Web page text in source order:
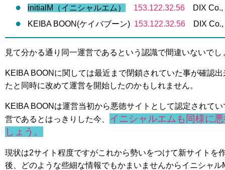
initialM（イニシャルエム） 153.122.32.56 DIX Co.,
KEIBA BOON(ケイバブーン) 153.122.32.56 DIX Co.,
見て分かる通り同一運営であるという認識で間違いないでし
KEIBA BOONに関しては最近まで閉鎖されていた事が確認
たと同時に改めて運営を開始したのかもしれません。
KEIBA BOONは運営当初から悪徳サイトとして認定されて
営であるとはっきりした今、
イニシャルエムも同様に
しょう。
現状は2サイト程度ですがこれから勢いをつけて新サイトを
後、どのような些細な情報でもかまいませんからイニシャ